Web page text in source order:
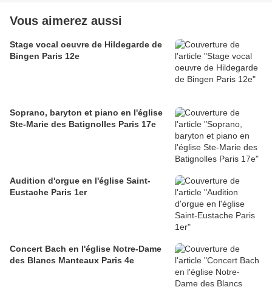
Vous aimerez aussi
Stage vocal oeuvre de Hildegarde de
Bingen Paris 12e
Soprano, baryton et piano en l'église
Ste-Marie des Batignolles Paris 17e
Audition d'orgue en l'église Saint-
Eustache Paris 1er
Concert Bach en l'église Notre-Dame
des Blancs Manteaux Paris 4e